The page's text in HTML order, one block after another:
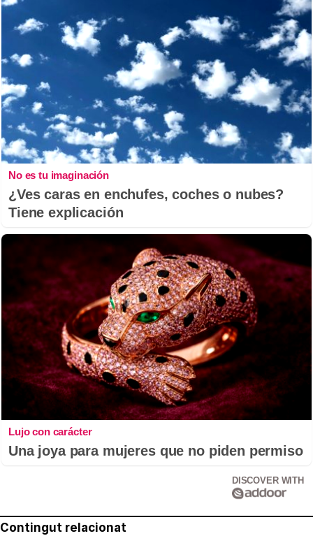
No es tu imaginación
¿Ves caras en enchufes, coches o nubes?
Tiene explicación
Lujo con carácter
Una joya para mujeres que no piden permiso
DISCOVER WITH
Contingut relacionat